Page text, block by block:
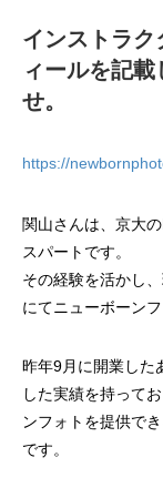
インストラク
ィールを記
せ。
https://
関山さんは、京大
スパートです。
その経験を活かし
にてニューボーン
昨年9月に開業した
した実績を持って
ンフォトを提供で
です。